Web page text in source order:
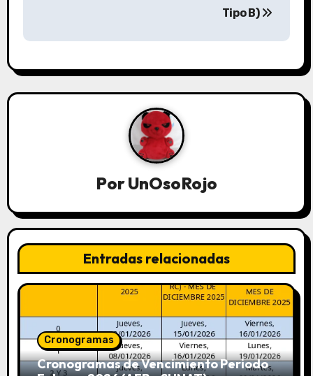
Tipo B)
PorUnOsoRojo
Entradas relacionadas
Cronogramas
Cronogramas de Vencimiento Periodo